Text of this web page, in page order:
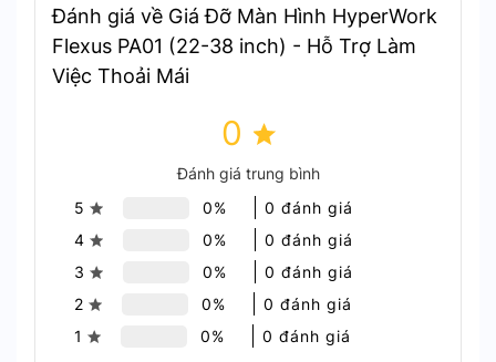
Kết hợp giữa cột đứng và 2 khớp tay đòn mạng lại sự linh
hoạt vượt trội
Đánh giá về Giá Đỡ Màn Hình HyperWork
Flexus PA01 (22-38 inch) - Hỗ Trợ Làm
Việc Thoải Mái
0
Đánh giá trung bình
5
0%
0 đánh giá
4
0%
0 đánh giá
3
0%
0 đánh giá
2
0%
0 đánh giá
1
0% 0 đánh giá